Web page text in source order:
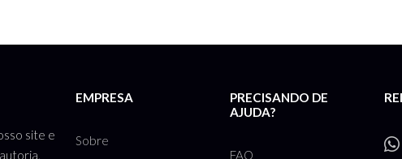
site e
EMPRESA
Sobre
PRECISANDO DE
AJUDA?
FAQ